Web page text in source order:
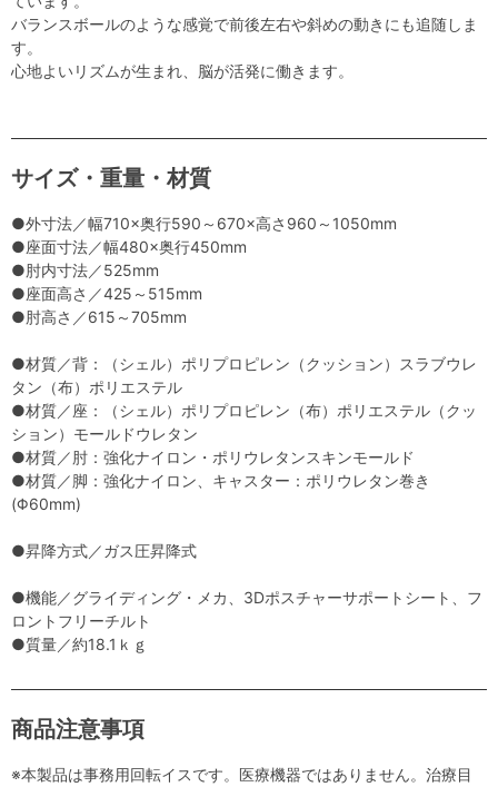
バランスボールのような感覚で前後左右や斜めの動きにも追随しま
す。
心地よいリズムが生まれ、脳が活発に働きます。
サイズ・重量・材質
●外寸法／幅710×奥行590～670×高さ960～1050mm
●座面寸法／幅480×奥行450mm
●肘内寸法／525mm
●座面高さ／425～515mm
●肘高さ／615～705mm
●材質／背：（シェル）ポリプロピレン（クッション）スラブウレ
タン（布）ポリエステル
●材質／座：（シェル）ポリプロピレン（布）ポリエステル（クッ
ション）モールドウレタン
●材質／肘：強化ナイロン・ポリウレタンスキンモールド
●材質／脚：強化ナイロン、キャスター：ポリウレタン巻き
(Φ60mm)
●昇降方式／ガス圧昇降式
●機能／グライディング・メカ、3Dポスチャーサポートシート、フ
ロントフリーチルト
●質量／約18.1ｋｇ
商品注意事項
※本製品は事務用回転イスです。医療機器ではありません。治療目